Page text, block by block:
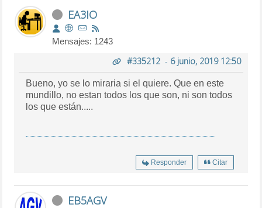
EA3IO
Mensajes: 1243
#335212- 6 junio, 2019 12:50
Bueno, yo se lo miraria si el quiere. Que en este
mundillo, no estan todos los que son, ni son todos
los que están.....
Responder Citar
EB5AGV